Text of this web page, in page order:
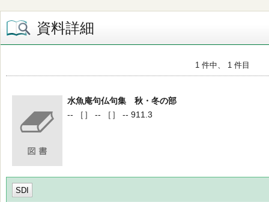
資料詳細
1 件中、 1 件目
水魚庵句仏句集 秋・冬の部
-- ［］ -- ［］ -- 911.3
SDI